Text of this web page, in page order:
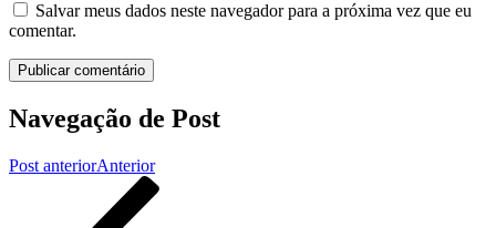
Salvar meus dados neste navegador para a próxima vez que eu
comentar.
Navegação de Post
Post anteriorAnterior